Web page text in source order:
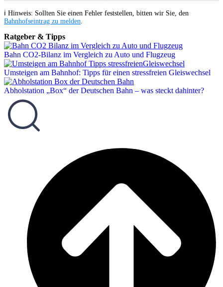
ℹ️ Hinweis: Sollten Sie einen Fehler feststellen, bitten wir Sie, den
Bahnhofseintrag zu melden
Ratgeber & Tipps
Bahn CO2-Bilanz im Vergleich zu Auto und Flugzeug
Umsteigen am Bahnhof: Tipps für einen stressfreien Gleiswechsel
Abholstation „Box“ der Deutschen Bahn – was steckt dahinter?